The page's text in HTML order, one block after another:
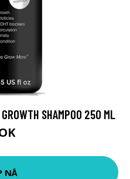
SHAMPOO 250 ML
NÅ